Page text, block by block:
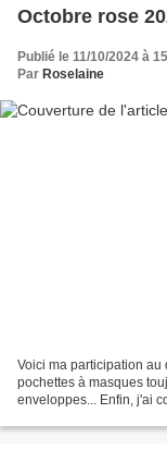
Octobre rose
Publié le 11/10/2024 à
Par Roselaine
Voici ma participation au
pochettes à masques
enveloppes... Enfin, j'ai